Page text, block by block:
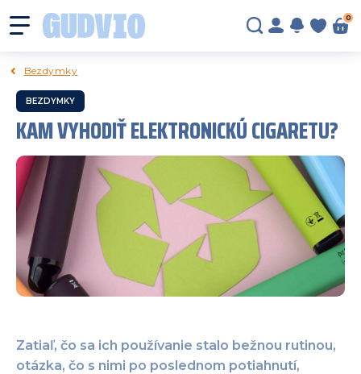
0
Bezdymky
BEZDYMKY
KAM VYHODIŤ ELEKTRONICKÚ CIGARETU?
Zatiaľ, čo sa ich používanie stalo bežnou rutinou,
otázka, čo s nimi po poslednom potiahnutí,